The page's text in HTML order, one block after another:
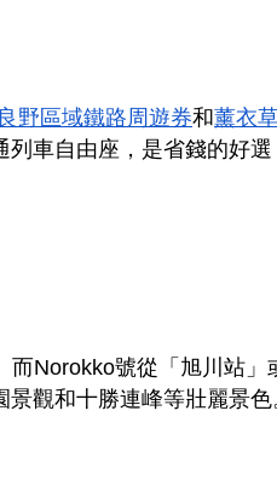
野區域鐵路周遊券和薰衣
車自由座，是省錢的好選
而Norokko號從「旭川站」
觀和十勝連峰等壯麗景色